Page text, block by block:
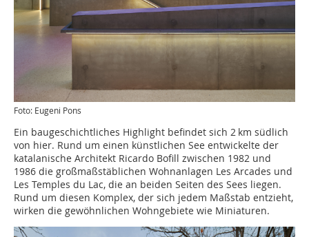
Foto: Eugeni Pons
Ein baugeschichtliches Highlight befindet sich 2 km südlich
von hier. Rund um einen künstlichen See entwickelte der
katalanische Architekt Ricardo Bofill zwischen 1982 und
1986 die großmaßstäblichen Wohnanlagen Les Arcades und
Les Temples du Lac, die an beiden Seiten des Sees liegen.
Rund um diesen Komplex, der sich jedem Maßstab entzieht,
wirken die gewöhnlichen Wohngebiete wie Mini­aturen.